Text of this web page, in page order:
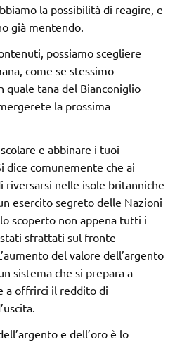
la possibilità di reagire, e
già mentendo.
possiamo scegliere
come se stessimo
quale tana del Bianconiglio
la prossima
e abbinare i tuoi
dice comunemente che ai
riversarsi nelle isole britanniche
esercito segreto delle Nazioni
scoperto non appena tutti i
sfrattati sul fronte
del valore dell’argento
sistema che si prepara a
a offrirci il reddito di
e dell’oro è lo